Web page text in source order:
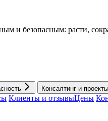
и безопасным: расти,
Консалтинг и проекты
Клиенты и отзывыЦены